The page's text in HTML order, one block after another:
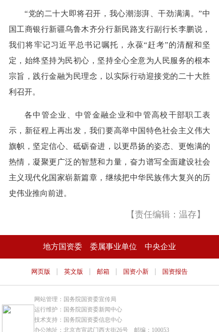
“党的二十大即将召开，我心潮澎湃、干劲满满。”中
国工商银行新疆乌鲁木齐分行新民路支行副行长李鹏说，
我们将牢记习近平总书记嘱托，永葆“赶考”的清醒和坚
定，始终坚持为民初心，坚持全心全意为人民服务的根本
宗旨，践行金融为民理念，以实际行动迎接党的二十大胜
利召开。
各中管企业、中管金融企业和中管高校干部职工表
示，新征程上再出发，我们要高举中国特色社会主义伟大
旗帜，坚定信心、砥砺奋进，以更昂扬的姿态、更饱满的
热情，凝聚更广泛的智慧和力量，奋力谱写全面建设社会
主义现代化国家崭新篇章，继续把中华民族伟大复兴的历
史伟业推向前进。
【责任编辑：温存】
地方国资委 委属事业单位 中央企业
网页版 | 英文版 | 邮箱 | 国资小新 | 国资报告
网站管理：国务院国资委宣传局
运行维护：国务院国资委新闻中心
技术支持：国务院国资委信息中心
办公地址：北京市宣武门西大街26号 邮编：100053